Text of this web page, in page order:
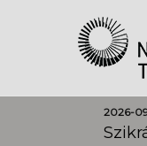
2026-